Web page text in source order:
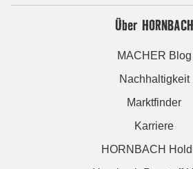
Über HORNBACH
MACHER Blog
Nachhaltigkeit
Marktfinder
Karriere
HORNBACH